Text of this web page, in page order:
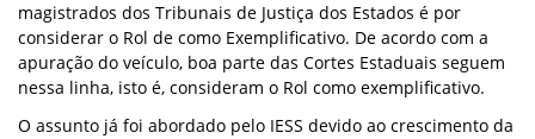
magistrados dos Tribunais de Justiça dos Estados é por
considerar o Rol de como Exemplificativo. De acordo com a
apuração do veículo, boa parte das Cortes Estaduais seguem
nessa linha, isto é, consideram o Rol como exemplificativo.
O assunto já foi abordado pelo IESS devido ao crescimento da